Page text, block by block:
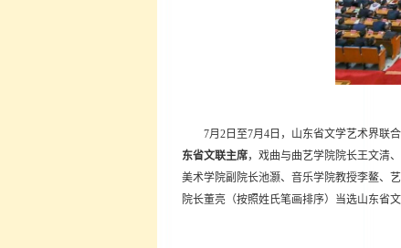
7月2日至7月4日，山东省文学艺术界联
东省文联主席，戏曲与曲艺学院院长王文清
美术学院副院长池灏、音乐学院教授李鳌、
院长董亮（按照姓氏笔画排序）当选山东省文